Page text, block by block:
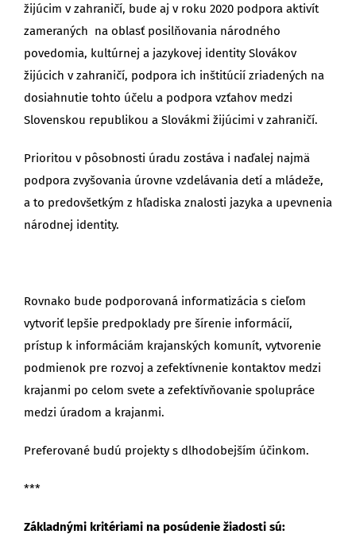
žijúcim v zahraničí, bude aj v roku 2020 podpora aktivít
zameraných na oblasť posilňovania národného
povedomia, kultúrnej a jazykovej identity Slovákov
žijúcich v zahraničí, podpora ich inštitúcií zriadených na
dosiahnutie tohto účelu a podpora vzťahov medzi
Slovenskou republikou a Slovákmi žijúcimi v zahraničí.
Prioritou v pôsobnosti úradu zostáva i naďalej najmä
podpora zvyšovania úrovne vzdelávania detí a mládeže,
a to predovšetkým z hľadiska znalosti jazyka a upevnenia
národnej identity.
Rovnako bude podporovaná informatizácia s cieľom
vytvoriť lepšie predpoklady pre šírenie informácií,
prístup k informáciám krajanských komunít, vytvorenie
podmienok pre rozvoj a zefektívnenie kontaktov medzi
krajanmi po celom svete a zefektívňovanie spolupráce
medzi úradom a krajanmi.
Preferované budú projekty s dlhodobejším účinkom.
***
Základnými kritériami na posúdenie žiadosti sú: